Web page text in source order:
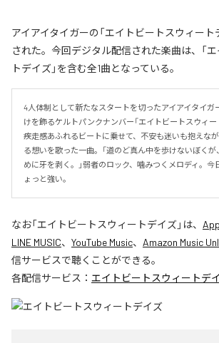
アイアイタイガーの「エイトビートスウィート
された。今回デジタル配信された楽曲は、「
トデイズ」を含む全1曲となっている。
4人体制として新たなスタートを切ったアイアイタイガ
けを飾るケルトパンクナンバー「エイトビートスウィー
疾走感あふれるビートに乗せて、不安も迷いも抱えな
る想いを歌った一曲。「道のど真ん中を歩けないぼく
めに牙を剥く。」弱者のロック、噛みつくメロディ。今
ょっと強い。
なお「エイトビートスウィートデイズ」は、
LINE MUSIC、 YouTube Music、 Amazon Music
信サービスで聴くことができる。
各配信サービス： エイトビートスウィートデ